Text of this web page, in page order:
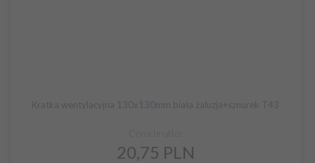
Kratka wentylacyjna 130x130mm biała żaluzja+sznurek T43
20,75 PLN